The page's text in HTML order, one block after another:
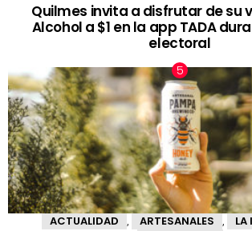
Quilmes invita a disfrutar de su
Alcohol a $1 en la app TADA
electoral
ACTUALIDAD ARTESANALES LA